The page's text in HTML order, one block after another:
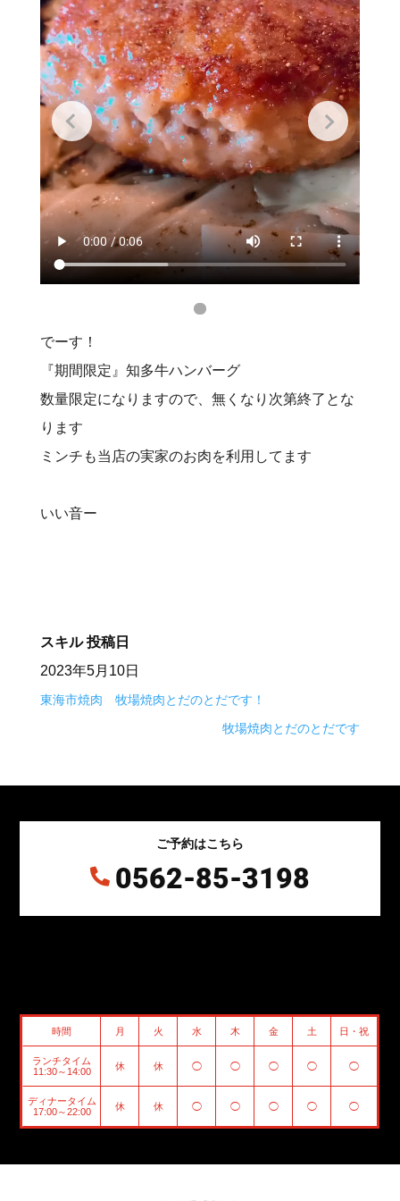
でーす！
『期間限定』知多牛ハンバーグ
数量限定になりますので、無くなり次第終了とな
ります
ミンチも当店の実家のお肉を利用してます
いい音ー
スキル 投稿日
2023年5月10日
東海市焼肉 牧場焼肉とだのとだです！
牧場焼肉とだのとだです
ご予約はこちら
 0562-85-3198
時間 月 火 水 木 金 土 日・祝
ランチタイム
11:30～14:00
休 休 ◯ ◯ ◯ ◯ ◯
ディナータイム
17:00～22:00
休 休 ◯ ◯ ◯ ◯ ◯